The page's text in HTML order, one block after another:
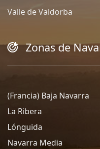
Valle de Valdorba
Zonas de
(Francia) Baja Navarra
La Ribera
Lónguida
Navarra Media